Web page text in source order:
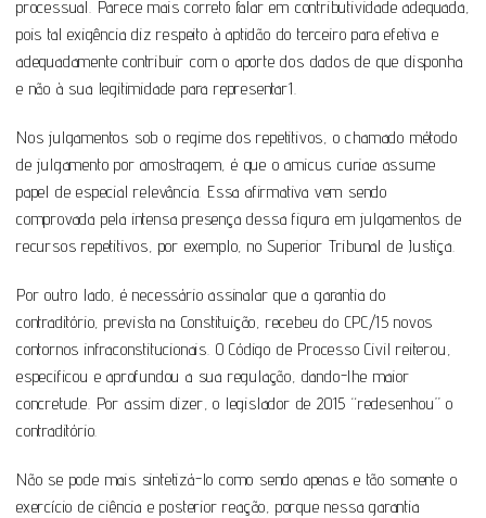
processual. Parece mais correto falar em contributividade adequada,
pois tal exigência diz respeito à aptidão do terceiro para efetiva e
adequadamente contribuir com o aporte dos dados de que disponha
e não à sua legitimidade para representar1.
Nos julgamentos sob o regime dos repetitivos, o chamado método
de julgamento por amostragem, é que o amicus curiae assume
papel de especial relevância. Essa afirmativa vem sendo
comprovada pela intensa presença dessa figura em julgamentos de
recursos repetitivos, por exemplo, no Superior Tribunal de Justiça.
Por outro lado, é necessário assinalar que a garantia do
contraditório, prevista na Constituição, recebeu do CPC/15 novos
contornos infraconstitucionais. O Código de Processo Civil reiterou,
especificou e aprofundou a sua regulação, dando-lhe maior
concretude. Por assim dizer, o legislador de 2015 “redesenhou” o
contraditório.
Não se pode mais sintetizá-lo como sendo apenas e tão somente o
exercício de ciência e posterior reação, porque nessa garantia